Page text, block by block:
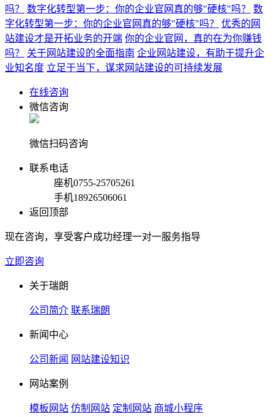
吗？
数字化转型第一步：你的企业官网真的够"硬核"吗？
数
字化转型第一步：你的企业官网真的够"硬核"吗？
优秀的网
站建设才是开拓业务的开端 你的企业官网，真的在为你赚钱
吗？
关于网站建设的全面指南 企业网站建设，有助于提升企
业知名度 立足于当下，谋求网站建设的可持续发展
在线咨询
微信咨询
微信扫码咨询
联系电话
座机0755-25705261
手机18926506061
返回顶部
现在咨询，享受客户成功经理一对一服务指导
立即咨询
关于瑞朗
公司简介 联系瑞朗
新闻中心
公司新闻 网站建设知识
网站案例
模板网站 仿制网站 定制网站 商城小程序